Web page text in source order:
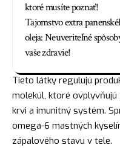
ktoré musíte poznať!
Tajomstvo extra
oleja: Neuveriteľné
vaše zdravie!
Tieto látky regulujú
molekúl, ktoré
krvi a imunitný systém.
omega-6 mastných
zápalového stavu v tele.